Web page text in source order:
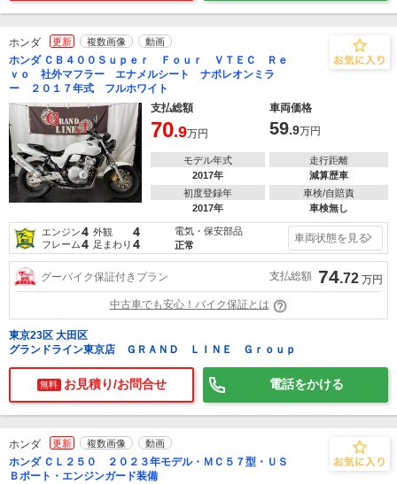
ホンダ 更新 複数画像 動画
ホンダ ＣＢ４００Ｓｕｐｅｒ Ｆｏｕｒ ＶＴＥＣ Ｒｅ
ｖｏ 社外マフラー エナメルシート ナポレオンミラ
ー ２０１７年式 フルホワイト
支払総額
車両価格
70.9万円 59.9万円
モデル年式
2017年
走行距離
減算歴車
初度登録年
2017年
車検/自賠責
車検無し
エンジン4 外観 4
フレーム4 足まわり 4
電気・保安部品
正常
車両状態を見る
グーバイク保証付きプラン 支払総額 74.72 万円
中古車でも安心！バイク保証とは
東京23区 大田区
グランドライン東京店 ＧＲＡＮＤ ＬＩＮＥ Ｇｒｏｕｐ
無料 お見積り/お問合せ 電話をかける
ホンダ 更新 複数画像 動画
ホンダ ＣＬ２５０ ２０２３年モデル・ＭＣ５７型・ＵＳ
Ｂポート・エンジンガード装備